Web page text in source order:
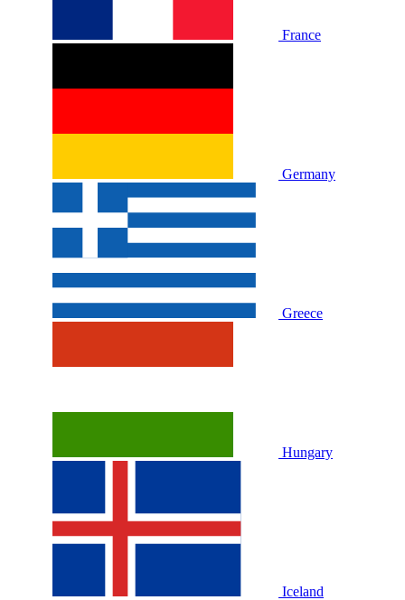
France
Germany
Greece
Hungary
Iceland